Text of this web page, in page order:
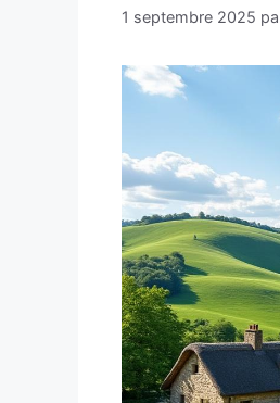
1 septembre 2025